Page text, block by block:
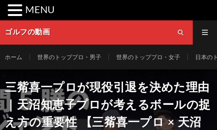
ゴルフの動画
ホーム 世界のトッププロ・男子 世界のトッププロ・女子 日本の
三觜喜一プロが現役引退を決めた理由
｜天沼知恵子プロが考えるボールの捉
え方の重要性 【三觜喜一プロ × 天沼
MENU